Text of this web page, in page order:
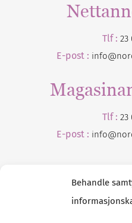
Behandle
Tlf : 23
E-post :
Tlf : 23
E-post : info@